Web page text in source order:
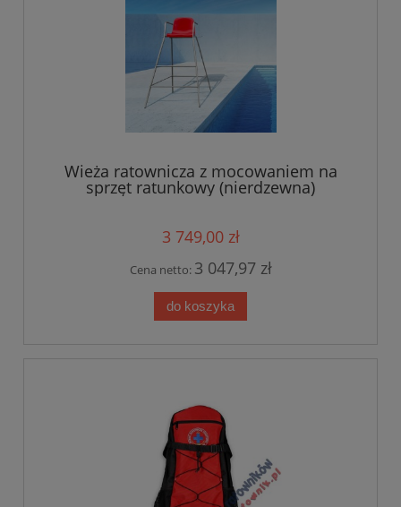
Wieża ratownicza z mocowaniem na
sprzęt ratunkowy (nierdzewna)
3 749,00 zł
Cena netto: 3 047,97 zł
do koszyka